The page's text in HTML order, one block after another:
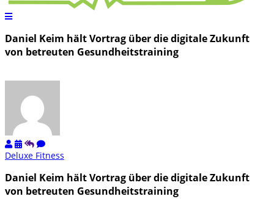
Daniel Keim hält Vortrag über die digitale Zukunft
von betreuten Gesundheitstraining
Deluxe Fitness
Daniel Keim hält Vortrag über die digitale Zukunft
von betreuten Gesundheitstraining